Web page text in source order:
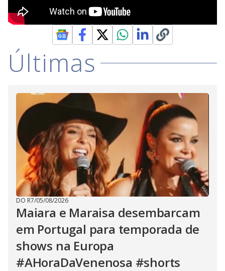
Últimas
DO R7/05/08/2026
Maiara e Maraisa desembarcam
em Portugal para temporada de
shows na Europa
#AHoraDaVenenosa #shorts